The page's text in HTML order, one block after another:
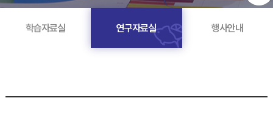
학습자료실 연구자료실 행사안내